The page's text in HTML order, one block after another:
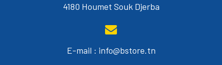
4180 Houmet Souk Djerba
E-mail : info@bstore.tn